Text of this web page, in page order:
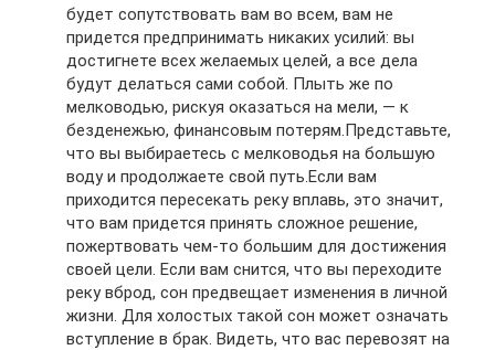
будет сопутствовать вам во всем, вам не
придется предпринимать никаких усилий: вы
достигнете всех желаемых целей, а все дела
будут делаться сами собой. Плыть же по
мелководью, рискуя оказаться на мели, — к
безденежью, финансовым потерям.Представьте,
что вы выбираетесь с мелководья на большую
воду и продолжаете свой путь.Если вам
приходится пересекать реку вплавь, это значит,
что вам придется принять сложное решение,
пожертвовать чем-то большим для достижения
своей цели. Если вам снится, что вы переходите
реку вброд, сон предвещает изменения в личной
жизни. Для холостых такой сон может означать
вступление в брак. Видеть, что вас перевозят на